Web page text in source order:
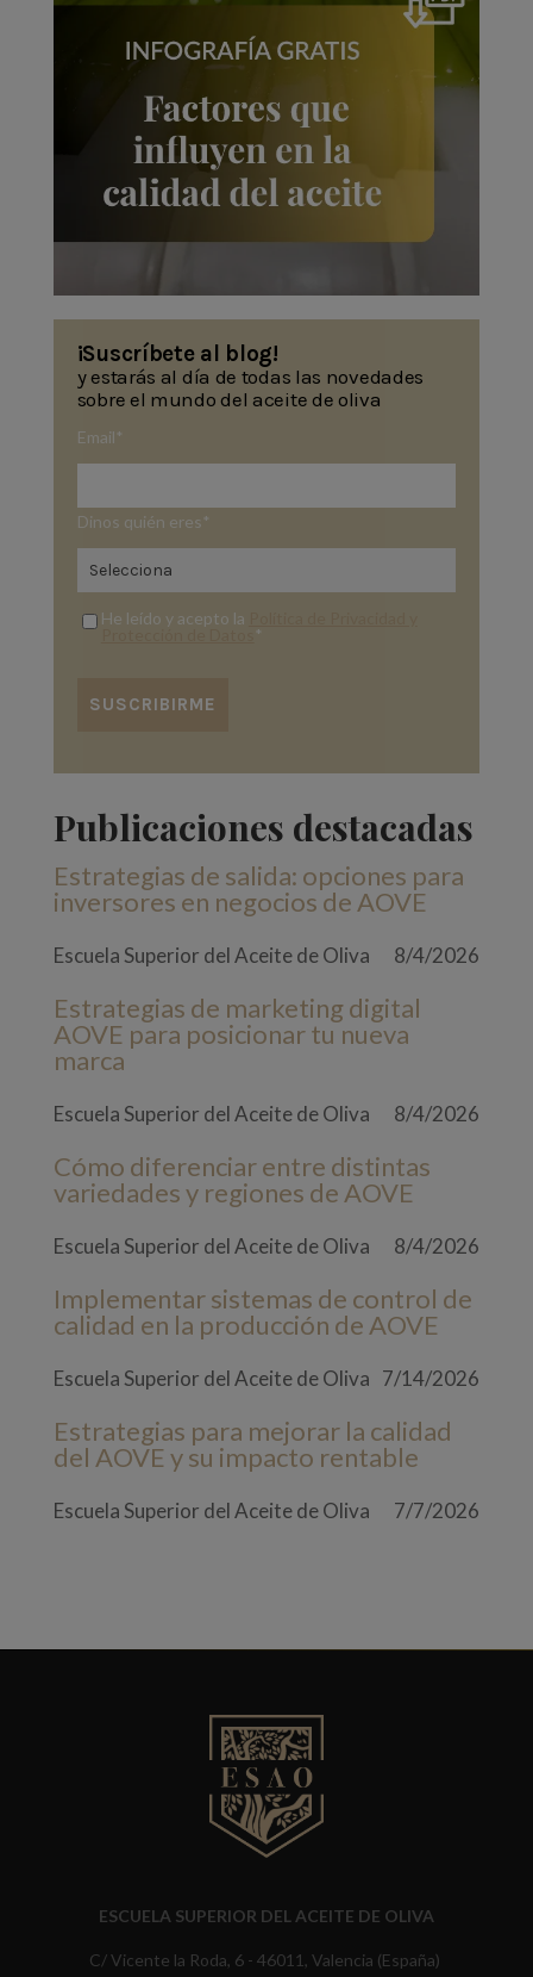
¡Suscríbete al blog!
y estarás al día de todas las novedades
sobre el mundo del aceite de oliva
Email *
Dinos quién eres *
He leído y acepto la
*
Publicaciones destacadas
Estrategias de salida: opciones para
inversores en negocios de AOVE
Escuela Superior del Aceite de Oliva 8/4/2026
Estrategias de marketing digital
AOVE para posicionar tu nueva
marca
Escuela Superior del Aceite de Oliva 8/4/2026
Cómo diferenciar entre distintas
variedades y regiones de AOVE
Escuela Superior del Aceite de Oliva 8/4/2026
Implementar sistemas de control de
calidad en la producción de AOVE
Escuela Superior del Aceite de Oliva 7/14/2026
Estrategias para mejorar la calidad
del AOVE y su impacto rentable
Escuela Superior del Aceite de Oliva 7/7/2026
ESCUELA SUPERIOR DEL ACEITE DE OLIVA
C/ Vicente la Roda, 6 - 46011, Valencia (España)